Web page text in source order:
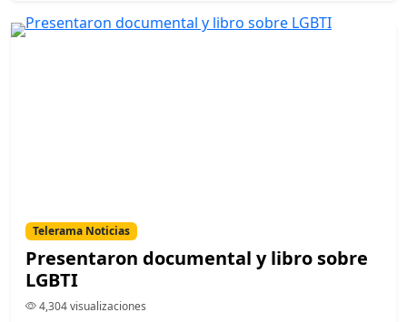
Telerama Noticias
Presentaron documental y libro sobre
LGBTI
4,304 visualizaciones